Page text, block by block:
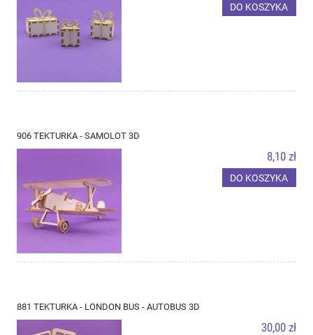
DO KOSZYKA
906 TEKTURKA - SAMOLOT 3D
8,10 zł
DO KOSZYKA
881 TEKTURKA - LONDON BUS - AUTOBUS 3D
30,00 zł